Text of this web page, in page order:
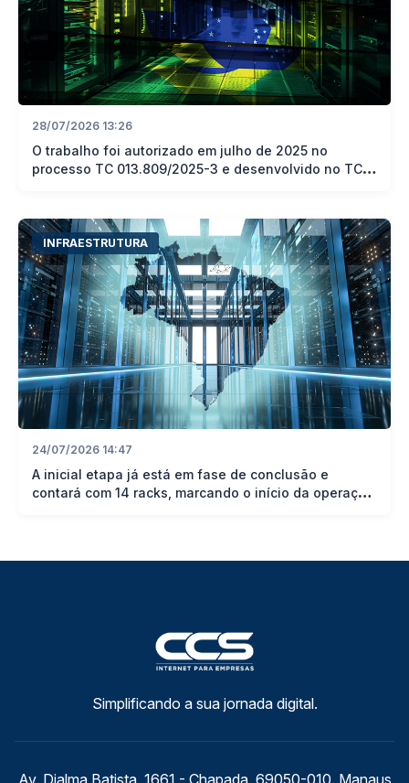
28/07/2026 13:26
O trabalho foi autorizado em julho de 2025 no
processo TC 013.809/2025-3 e desenvolvido no TC
INFRAESTRUTURA
24/07/2026 14:47
A inicial etapa já está em fase de conclusão e
contará com 14 racks, marcando o início da operação
Simplificando a sua jornada digital.